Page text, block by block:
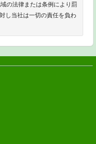
の法律または条例により罰
し当社は一切の責任を負わ